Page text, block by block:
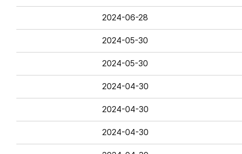
2024-06-28
2024-05-30
2024-05-30
2024-04-30
2024-04-30
2024-04-30